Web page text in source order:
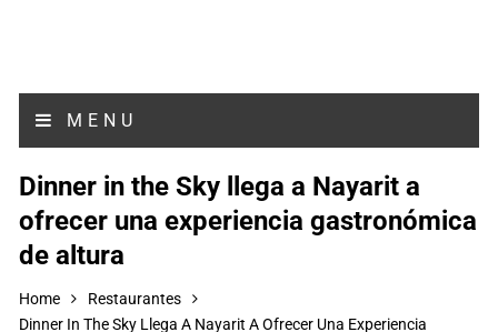
MENU
Dinner in the Sky llega a Nayarit a
ofrecer una experiencia gastronómica
de altura
Home
Restaurantes
Dinner In The Sky Llega A Nayarit A Ofrecer Una Experiencia